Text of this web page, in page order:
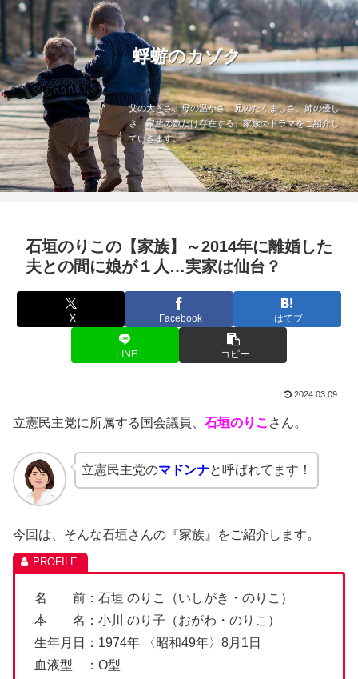
蜉蝣のカゾク
父の大きさ、母の温かさ、兄のたくましさ、姉の優し
さ…家族の数だけ存在する、家族のドラマをご紹介し
ていきます。
石垣のりこの【家族】～2014年に離婚した
夫との間に娘が１人…実家は仙台？
X Facebook はてブ
LINE コピー
2024.03.09
立憲民主党に所属する国会議員、 石垣のりこ さん。
立憲民主党のマドンナと呼ばれてます！
今回は、そんな石垣さんの『家族』をご紹介します。
名 前：石垣 のりこ（いしがき・のりこ）
本 名：小川 のり子（おがわ・のりこ）
生年月日：1974年 〈昭和49年〉8月1日
血液型 ：O型